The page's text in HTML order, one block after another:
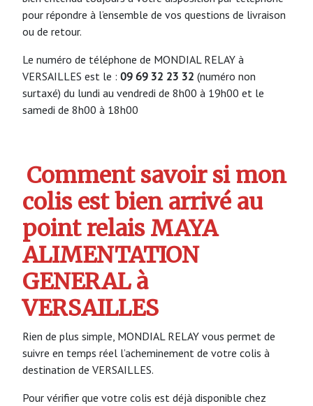
pour répondre à l’ensemble de vos questions de livraison
ou de retour.
Le numéro de téléphone de MONDIAL RELAY à
VERSAILLES est le : 09 69 32 23 32 (numéro non
surtaxé) du lundi au vendredi de 8h00 à 19h00 et le
samedi de 8h00 à 18h00
Comment savoir si mon
colis est bien arrivé au
point relais MAYA
ALIMENTATION
GENERAL à
VERSAILLES
Rien de plus simple, MONDIAL RELAY vous permet de
suivre en temps réel l’acheminement de votre colis à
destination de VERSAILLES.
Pour vérifier que votre colis est déjà disponible chez